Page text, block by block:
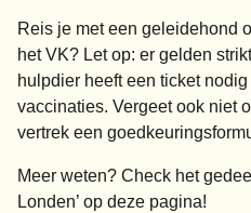
Reis je met een geleidehond
het VK? Let op: er gelden
hulpdier heeft een ticket
vaccinaties. Vergeet ook niet
vertrek een
Meer weten? Check het
Londen’ op deze pagina!